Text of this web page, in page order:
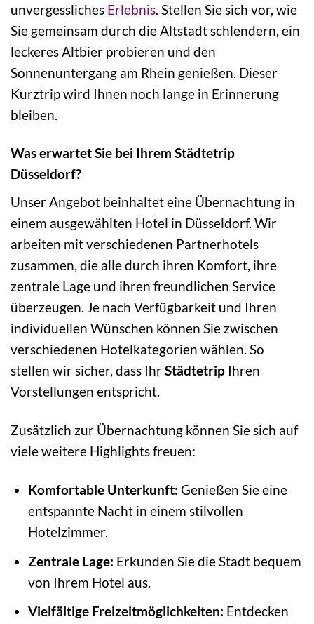
unvergessliches Erlebnis . Stellen Sie sich vor, wie
Sie gemeinsam durch die Altstadt schlendern, ein
leckeres Altbier probieren und den
Sonnenuntergang am Rhein genießen. Dieser
Kurztrip wird Ihnen noch lange in Erinnerung
bleiben.
Was erwartet Sie bei Ihrem Städtetrip
Düsseldorf?
Unser Angebot beinhaltet eine Übernachtung in
einem ausgewählten Hotel in Düsseldorf. Wir
arbeiten mit verschiedenen Partnerhotels
zusammen, die alle durch ihren Komfort, ihre
zentrale Lage und ihren freundlichen Service
überzeugen. Je nach Verfügbarkeit und Ihren
individuellen Wünschen können Sie zwischen
verschiedenen Hotelkategorien wählen. So
stellen wir sicher, dass IhrStädtetrip Ihren
Vorstellungen entspricht.
Zusätzlich zur Übernachtung können Sie sich auf
viele weitere Highlights freuen:
Komfortable Unterkunft: Genießen Sie eine
entspannte Nacht in einem stilvollen
Hotelzimmer.
Zentrale Lage: Erkunden Sie die Stadt bequem
von Ihrem Hotel aus.
Vielfältige Freizeitmöglichkeiten: Entdecken